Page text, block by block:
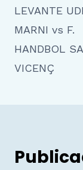
entradas
LEVANTE
MARNI vs F.
HANDBOL
VICENÇ